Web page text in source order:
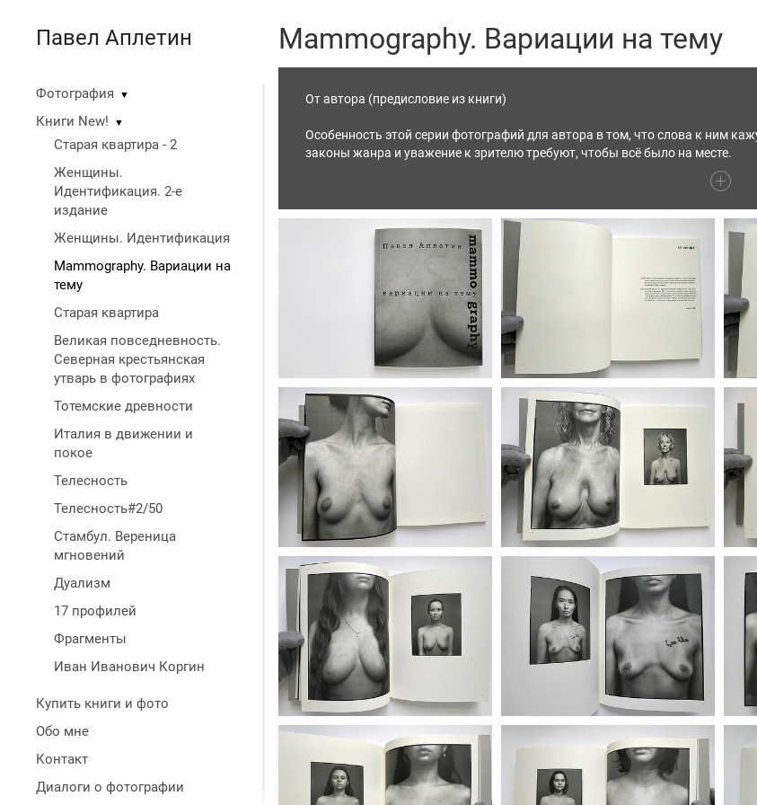
Павел Аплетин
Фотография ▼
Книги New! ▼
Старая квартира - 2
Женщины.
Идентификация. 2-е
издание
Женщины. Идентификация
Mammography. Вариации на
тему
Старая квартира
Великая повседневность.
Северная крестьянская
утварь в фотографиях
Тотемские древности
Италия в движении и
покое
Телесность
Телесность#2/50
Стамбул. Вереница
мгновений
Дуализм
17 профилей
Фрагменты
Иван Иванович Коргин
Купить книги и фото
Обо мне
Контакт
Диалоги о фотографии
Mammography. Вариации на тему
От автора (предисловие из книги)
Особенность этой серии фотографий для автора в том, что слова к ним
законы жанра и уважение к зрителю требуют, чтобы всё было на месте.
Эти снимки вышли из простого предположения, что «так» может быть
визуальная - по аналогии с музыкальной - тема, а вся книга её вариации.
сейчас, когда пишу эти строки. Красота - это смысл, содержание и
Размер 218х275 мм, 120 стр. Все фотографии сделаны на плёнку 4х5 дюйма.
Тираж 100, все экземпляры подписаны и пронумерованы автором.